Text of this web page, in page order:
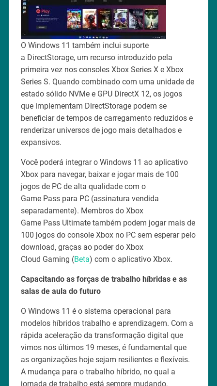
O Windows 11 também inclui suporte
a DirectStorage, um recurso introduzido pela
primeira vez nos consoles Xbox Series X e Xbox
Series S. Quando combinado com uma unidade de
estado sólido NVMe e GPU DirectX 12, os jogos
que implementam DirectStorage podem se
beneficiar de tempos de carregamento reduzidos e
renderizar universos de jogo mais detalhados e
expansivos.
Você poderá integrar o Windows 11 ao aplicativo
Xbox para navegar, baixar e jogar mais de 100
jogos de PC de alta qualidade com o
Game Pass para PC (assinatura vendida
separadamente). Membros do Xbox
Game Pass Ultimate também podem jogar mais de
100 jogos do console Xbox no PC sem esperar pelo
download, graças ao poder do Xbox
Cloud Gaming (Beta) com o aplicativo Xbox.
Capacitando as forças de trabalho híbridas e as
salas de aula do futuro
O Windows 11 é o sistema operacional para
modelos híbridos trabalho e aprendizagem. Com a
rápida aceleração da transformação digital que
vimos nos últimos 19 meses, é fundamental que
as organizações hoje sejam resilientes e flexíveis.
A mudança para o trabalho híbrido, no qual a
jornada de trabalho está sempre mudando,